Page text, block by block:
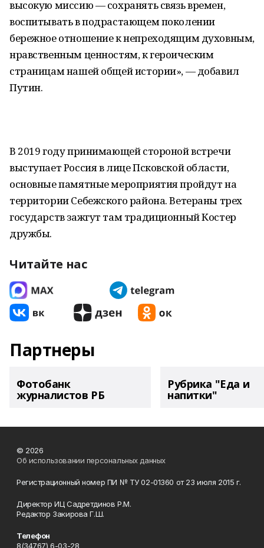
высокую миссию — сохранять связь времен,
воспитывать в подрастающем поколении
бережное отношение к непреходящим духовным,
нравственным ценностям, к героическим
страницам нашей общей истории», — добавил
Путин.
В 2019 году принимающей стороной встречи
выступает Россия в лице Псковской области,
основные памятные мероприятия пройдут на
территории Себежского района. Ветераны трех
государств зажгут там традиционный Костер
дружбы.
Читайте нас
Партнеры
Фотобанк
журналистов РБ
Рубрика "Еда и
напитки"
© 2026
Об использовании персональных данных
Регистрационный номер ПИ № ТУ 02-01360 от 23 июля 2015 г.
Директор ИЦ Садретдинов Р.М.
Редактор Закирова Г.Ш.
Телефон
8(34767) 6-03-28